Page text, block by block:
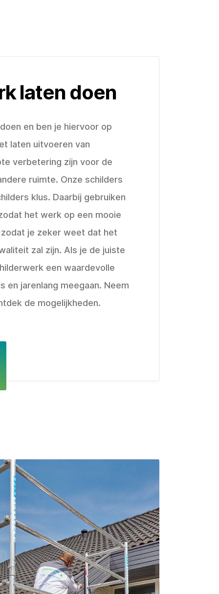
laten doen
en ben je hiervoor op
laten uitvoeren van
verbetering zijn voor de
ruimte. Onze schilders
klus. Daarbij gebruiken
het werk op een mooie
je zeker weet dat het
zal zijn. Als je de juiste
een waardevolle
en jarenlang meegaan. Neem
de mogelijkheden.